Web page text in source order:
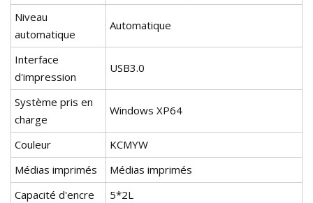
Niveau
automatique
Automatique
Interface
d'impression
USB3.0
Système pris en
charge
Windows XP64
Couleur
KCMYW
Médias imprimés
Médias imprimés
Capacité d'encre
5*2L